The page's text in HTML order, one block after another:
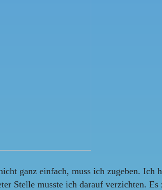
ganz einfach, muss ich zugeben.
Stelle musste ich darauf verzichten.